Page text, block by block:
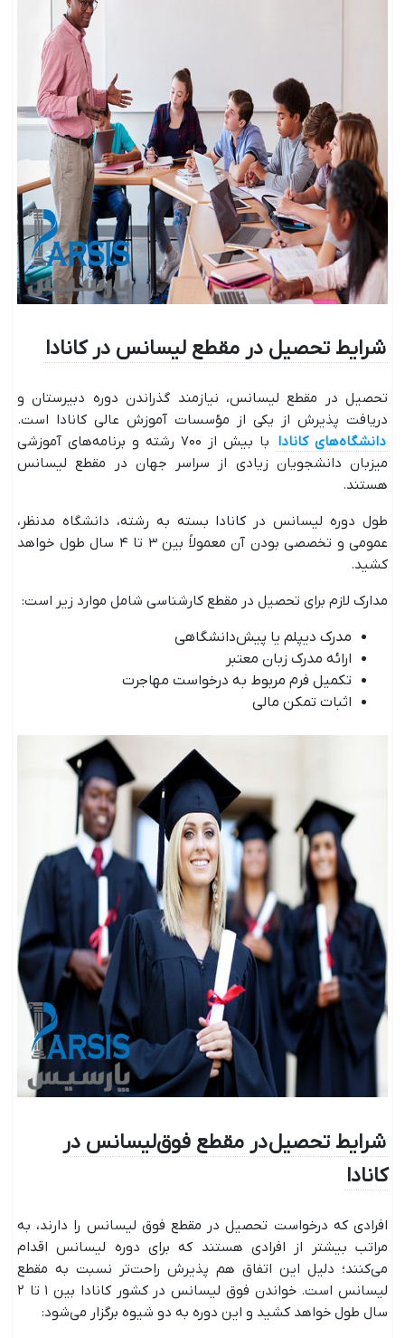
شرایط تحصیل در مقطع لیسانس در کانادا
تحصیل در مقطع لیسانس، نیازمند گذراندن دوره دبیرستان و
دریافت پذیرش از یکی از مؤسسات آموزش عالی کانادا است.
دانشگاه‌های کانادا
با بیش از ۷۰۰ رشته و برنامه‌های آموزشی
میزبان دانشجویان زیادی از سراسر جهان در مقطع لیسانس
هستند.
طول دوره لیسانس در کانادا بسته به رشته، دانشگاه مدنظر،
عمومی و تخصصی بودن آن معمولاً بین ۳ تا ۴ سال طول خواهد
کشید.
مدارک لازم برای تحصیل در مقطع کارشناسی شامل موارد زیر است:
مدرک دیپلم یا پیش‌دانشگاهی
ارائه مدرک زبان معتبر
تکمیل فرم مربوط به درخواست مهاجرت
اثبات تمکن مالی
شرایط تحصیل در مقطع فوق‌لیسانس در
کانادا
افرادی که درخواست تحصیل در مقطع فوق لیسانس را دارند، به
مراتب بیشتر از افرادی هستند که برای دوره لیسانس اقدام
می‌کنند؛ دلیل این اتفاق هم پذیرش راحت‌تر نسبت به مقطع
لیسانس است. خواندن فوق لیسانس در کشور کانادا بین ۱ تا ۲
سال طول خواهد کشید و این دوره به دو شیوه برگزار می‌شود: